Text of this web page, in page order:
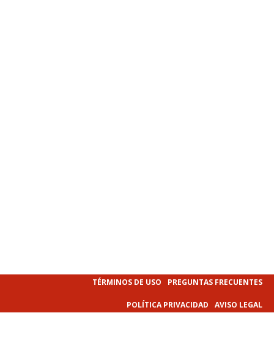
TÉRMINOS DE USO PREGUNTAS FRECUENTES
POLÍTICA PRIVACIDAD AVISO LEGAL